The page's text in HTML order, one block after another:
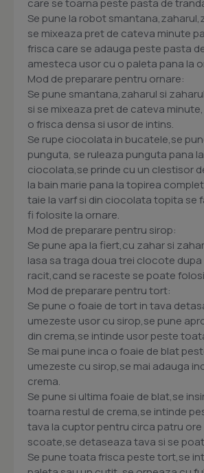
care se toarna peste pasta de
Se pune la robot
se mixeaza pret de cateva minute
frisca care se adauga peste pasta
amesteca usor cu o paleta pana la
Mod de preparare pentru ornare:
Se pune smantana,zaharul si
si se mixeaza pret de cateva
o frisca densa si usor de intins.
Se rupe ciocolata in bucatele,se
punguta, se ruleaza punguta pana
ciocolata,se prinde cu un clestisor
la bain marie pana la topirea
taie la varf si din ciocolata topita se
fi folosite la ornare.
Mod de preparare pentru sirop:
Se pune apa la fiert,cu zahar si
lasa sa traga doua trei clocote dupa
racit,cand se raceste se poate
Mod de preparare pentru tort:
Se pune o foaie de tort in tava
umezeste usor cu sirop,se pune
din crema,se intinde usor peste
Se mai pune inca o foaie de blat
umezeste cu sirop,se mai adauga
crema.
Se pune si ultima foaie de blat,se
toarna restul de crema,se intinde
tava la cuptor pentru circa patru ore
scoate,se detaseaza tava si se
Se pune toata frisca peste tort,se